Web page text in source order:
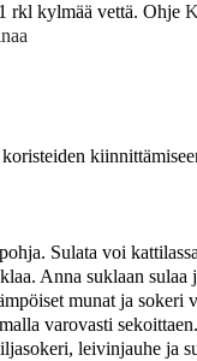
rkl kylmää vettä. Ohje
Sulata voi
Anna suklaan sulaa
munat ja sokeri
varovasti
leivinjauhe ja